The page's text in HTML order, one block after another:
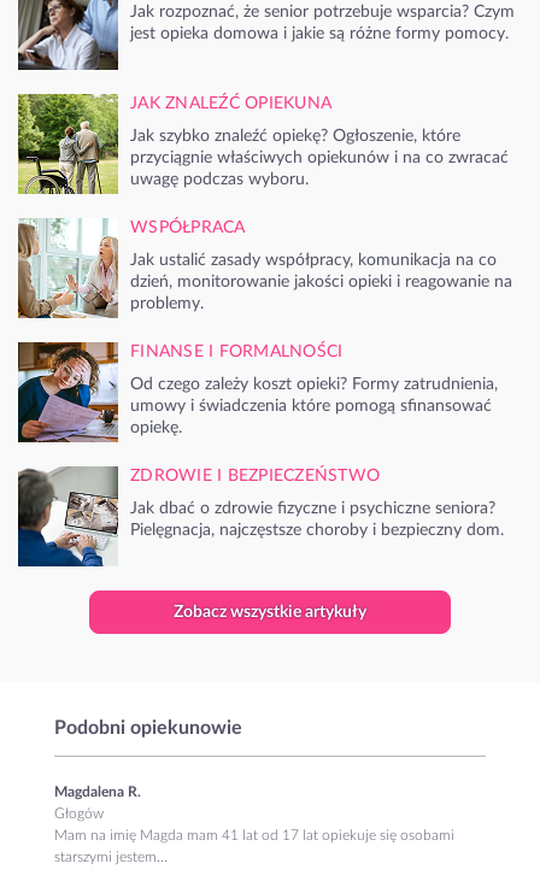
Jak rozpoznać, że senior potrzebuje wsparcia? Czym
jest opieka domowa i jakie są różne formy pomocy.
JAK ZNALEŹĆ OPIEKUNA
Jak szybko znaleźć opiekę? Ogłoszenie, które
przyciągnie właściwych opiekunów i na co zwracać
uwagę podczas wyboru.
WSPÓŁPRACA
Jak ustalić zasady współpracy, komunikacja na co
dzień, monitorowanie jakości opieki i reagowanie na
problemy.
FINANSE I FORMALNOŚCI
Od czego zależy koszt opieki? Formy zatrudnienia,
umowy i świadczenia które pomogą sfinansować
opiekę.
ZDROWIE I BEZPIECZEŃSTWO
Jak dbać o zdrowie fizyczne i psychiczne seniora?
Pielęgnacja, najczęstsze choroby i bezpieczny dom.
Zobacz wszystkie artykuły
Podobni opiekunowie
Magdalena R.
Głogów
Mam na imię Magda mam 41 lat od 17 lat opiekuje się osobami
starszymi jestem...